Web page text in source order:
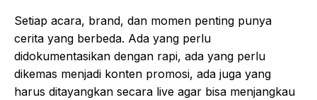
Setiap acara, brand, dan momen penting punya
cerita yang berbeda. Ada yang perlu
didokumentasikan dengan rapi, ada yang perlu
dikemas menjadi konten promosi, ada juga yang
harus ditayangkan secara live agar bisa menjangkau